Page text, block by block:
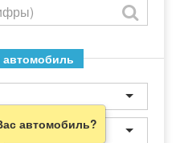
автомобиль?